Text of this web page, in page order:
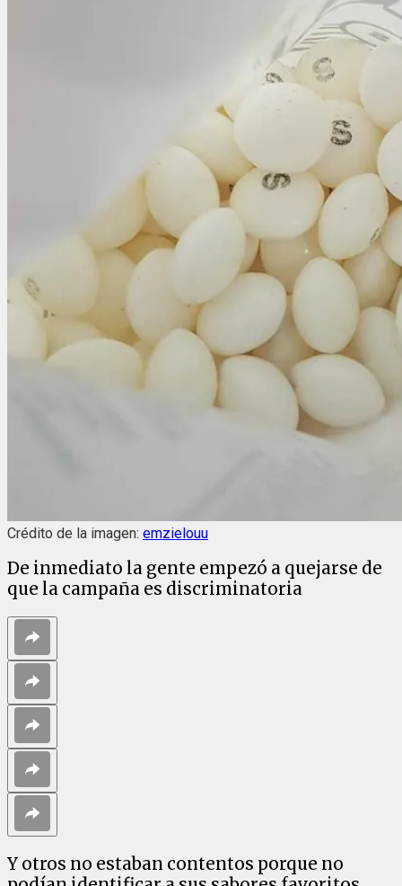
Crédito de la imagen: emzielouu
De inmediato la gente empezó a quejarse de
que la campaña es discriminatoria
Y otros no estaban contentos porque no